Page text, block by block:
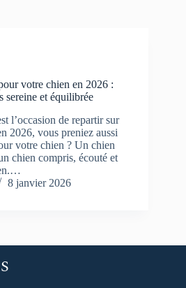
votre chien en 2026 :
sereine et équilibrée
l’occasion de repartir sur
2026, vous preniez aussi
votre chien ? Un chien
chien compris, écouté et
8 janvier 2026